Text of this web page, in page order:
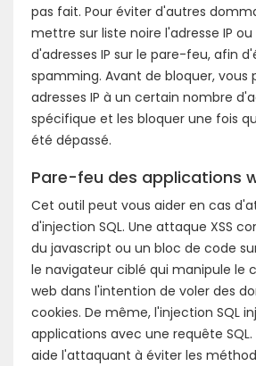
pas fait. Pour éviter d'autres
mettre sur liste noire l'adresse IP ou
d'adresses IP sur le pare-feu, afin
spamming. Avant de bloquer, vous
adresses IP à un certain nombre
spécifique et les bloquer une fois
été dépassé.
Pare-feu des applications
Cet outil peut vous aider en cas
d'injection SQL. Une attaque XSS
du javascript ou un bloc de code
le navigateur ciblé qui manipule le
web dans l'intention de voler des
cookies. De même, l'injection SQL
applications avec une requête
aide l'attaquant à éviter les